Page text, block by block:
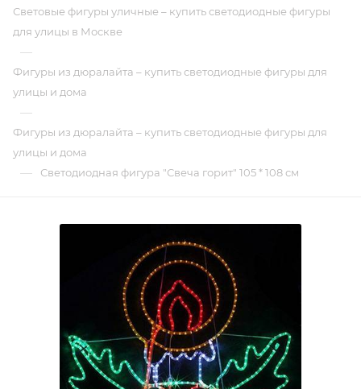
Световые фигуры уличные – купить светодиодные фигуры
для улицы в Москве
—
Фигуры из дюралайта – купить светодиодные фигуры для
улицы и дома
—
Фигуры из дюралайта – купить светодиодные фигуры для
улицы и дома
— Светодиодная фигура "Свеча горит" 105 * 108 см